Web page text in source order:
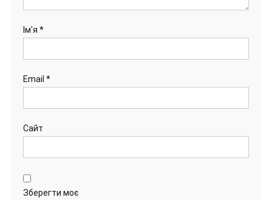
Ім'я *
Email *
Сайт
Зберегти моє